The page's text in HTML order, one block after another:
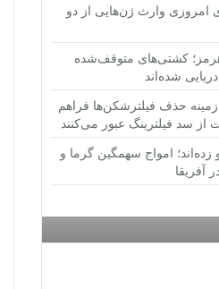
امروزی وارث ژن‌هایی از دو
هرمز؛ کشتی‌های متوقف‌شده
شده‌اند
حذف فیلترشکن‌ها فراهم
سد فیلترینگ عبور می‌کنند
زده‌اند؛ امواج سهمگین گرما و
آفریقا